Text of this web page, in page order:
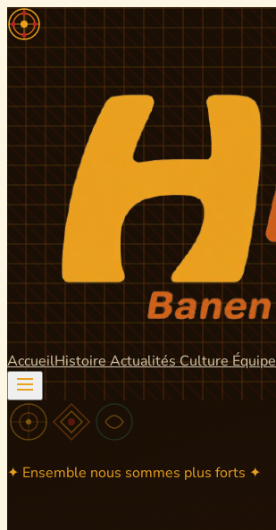
AccueilHistoire ActualitésCulture Équipe
✦ Ensemble nous sommes plus forts ✦